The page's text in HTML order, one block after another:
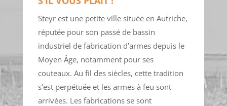
Steyr est une petite ville située en Autriche,
réputée pour son passé de bassin
industriel de fabrication d’armes depuis le
Moyen Âge, notamment pour ses
couteaux. Au fil des siècles, cette tradition
s’est perpétuée et les armes à feu sont
arrivées. Les fabrications se sont